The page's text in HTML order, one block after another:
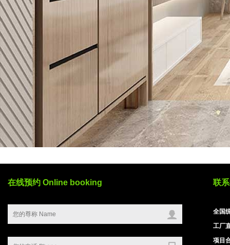
在线预约 Online booking 联
全国
工厂
项目